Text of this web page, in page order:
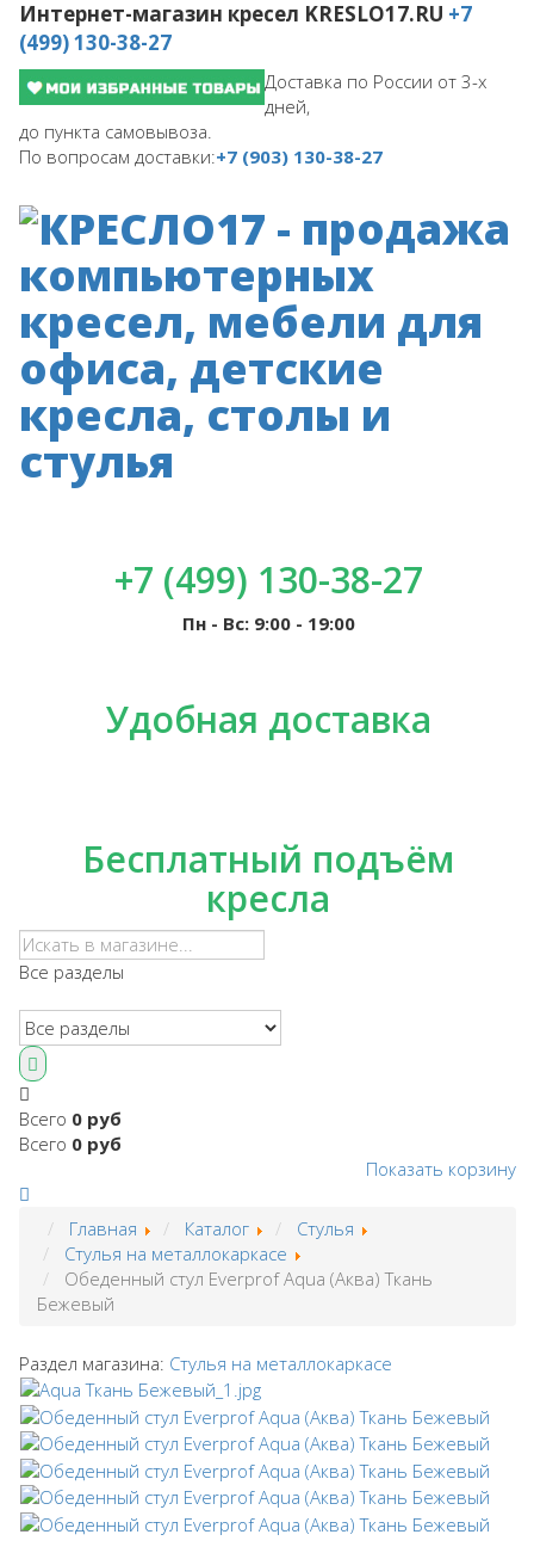
Интернет-магазин кресел KRESLO17.RU +7
(499) 130-38-27
Доставка по России от 3-х
дней,
до пункта самовывоза.
По вопросам доставки:+7 (903) 130-38-27
+7 (499) 130-38-27
Пн - Вс: 9:00 - 19:00
Удобная доставка
Бесплатный подъём
кресла
Все разделы
Всего 0 руб
Всего 0 руб
Показать корзину
Главная Каталог
Стулья
Стулья на металлокаркасе
Обеденный стул Everprof Aqua (Аква) Ткань
Бежевый
Раздел магазина: Стулья на металлокаркасе